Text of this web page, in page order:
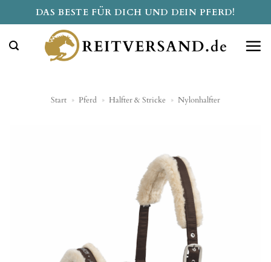
Inhalt
springen
DAS BESTE FÜR DICH UND DEIN PFERD!
Start » Pferd » Halfter & Stricke » Nylonhalfter